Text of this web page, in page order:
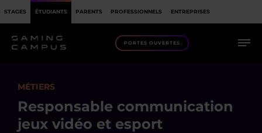
STAGES ÉTUDIANTS PARENTS PROFESSIONNELS ENTREPRISES
PORTES OUVERTES
MÉTIERS
Responsable communication
jeux vidéo et esport